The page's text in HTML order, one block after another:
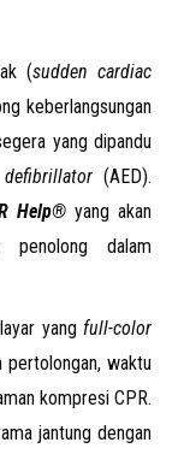
(sudden cardiac
keberlangsungan
yang dipandu
(AED).
Help®yang akan
dalam
yang full-color
pertolongan, waktu
kompresi CPR.
jantung dengan